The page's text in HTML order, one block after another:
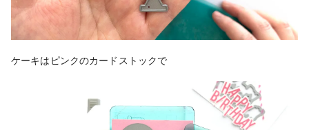
ケーキはピンクのカードストックで